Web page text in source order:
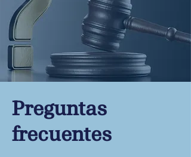
Preguntas
frecuentes